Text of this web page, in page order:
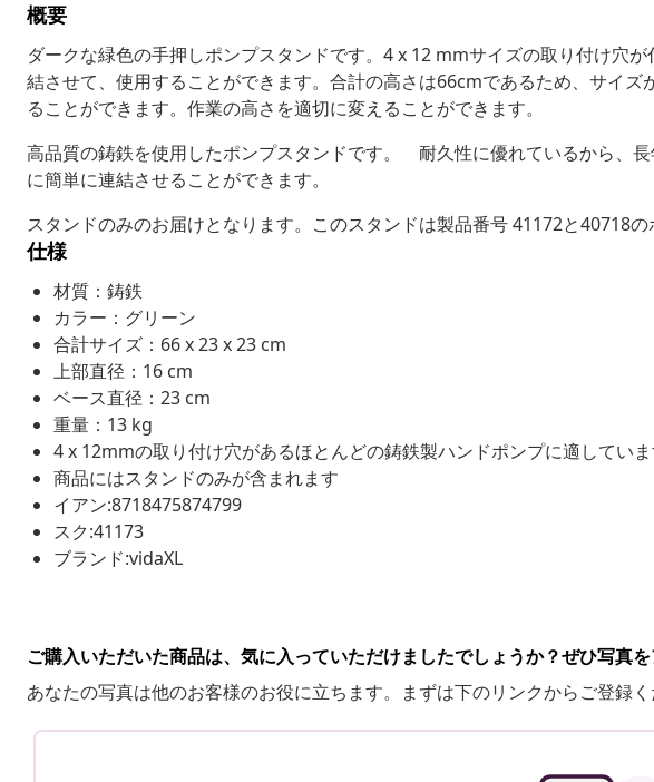
概要
ダークな緑色の手押しポンプスタンドです。4 x 12 mmサイズの取り付け穴
結させて、使用することができます。合計の高さは66cmであるため、サイズ
ることができます。作業の高さを適切に変えることができます。
高品質の鋳鉄を使用したポンプスタンドです。 耐久性に優れているから、
に簡単に連結させることができます。
スタンドのみのお届けとなります。このスタンドは製品番号 41172と40718の
仕様
材質：鋳鉄
カラー：グリーン
合計サイズ：66 x 23 x 23 cm
上部直径：16 cm
ベース直径：23 cm
重量：13 kg
4 x 12mmの取り付け穴があるほとんどの鋳鉄製ハンドポンプに適してい
商品にはスタンドのみが含まれます
イアン:8718475874799
スク:41173
ブランド:vidaXL
ご購入いただいた商品は、気に入っていただけましたでしょうか？ぜひ写真
あなたの写真は他のお客様のお役に立ちます。まずは下のリンクからご登録く